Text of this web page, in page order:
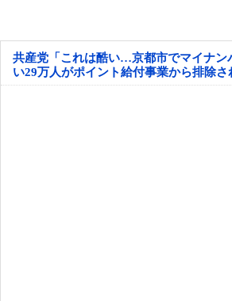
共産党「これは酷い…京都市でマイナン
い29万人がポイント給付事業から排除さ